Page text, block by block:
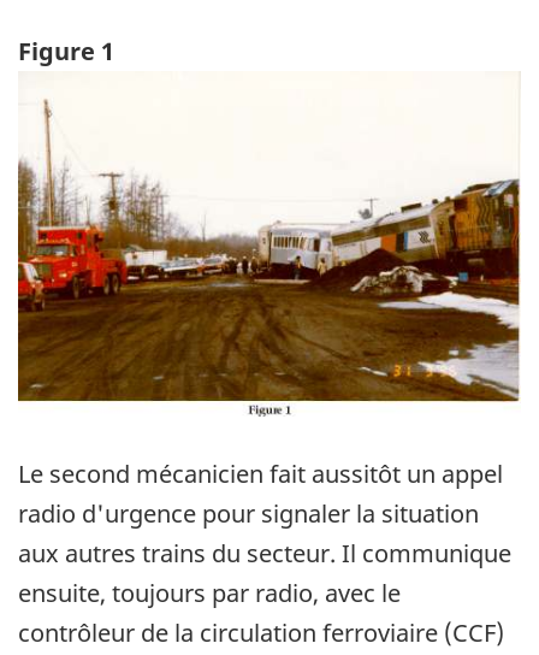
Figure 1
Le second mécanicien fait aussitôt un appel
radio d'urgence pour signaler la situation
aux autres trains du secteur. Il communique
ensuite, toujours par radio, avec le
contrôleur de la circulation ferroviaire (CCF)